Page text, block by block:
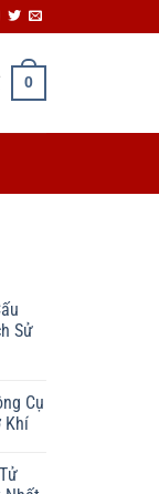
0
Sử
Cụ
Khí